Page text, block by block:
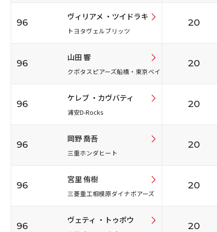
96
ヴィリアメ ・ツイドラキ
トヨタヴェルブリッツ
20
96
山田 響
クボタスピアーズ船橋・東京ベイ
20
96
ケレブ ・カヴバティ
浦安D-Rocks
20
96
岡野 喬吾
三重ホンダヒート
20
96
宮里 侑樹
三菱重工相模原ダイナボアーズ
20
96
ヴェティ ・トゥポウ
20